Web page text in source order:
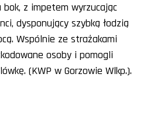
bok, z impetem wyrzucając
dysponujący szybką łodzią
Wspólnie ze strażakami
osoby i pomogli
(KWP w Gorzowie Wlkp.).